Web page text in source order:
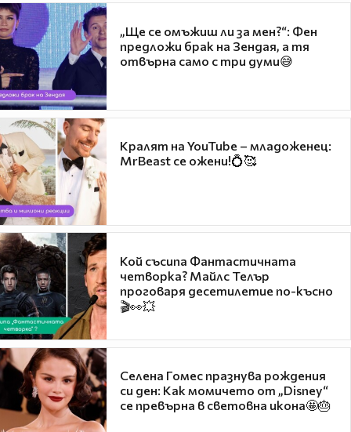
„Ще се омъжиш ли за мен?“: Фен
предложи брак на Зендая, а тя
отвърна само с три думи😅
Кралят на YouTube – младоженец:
MrBeast се ожени!💍🥰
Кой съсипа Фантастичната
четворка? Майлс Телър
проговаря десетилетие по-късно
🎬👀💥
Селена Гомес празнува рождения
си ден: Как момичето от „Disney“
се превърна в световна икона🤩🎂